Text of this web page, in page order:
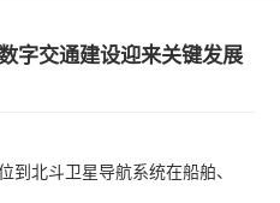
字交通建设迎来关键发展
到北斗卫星导航系统在船舶、